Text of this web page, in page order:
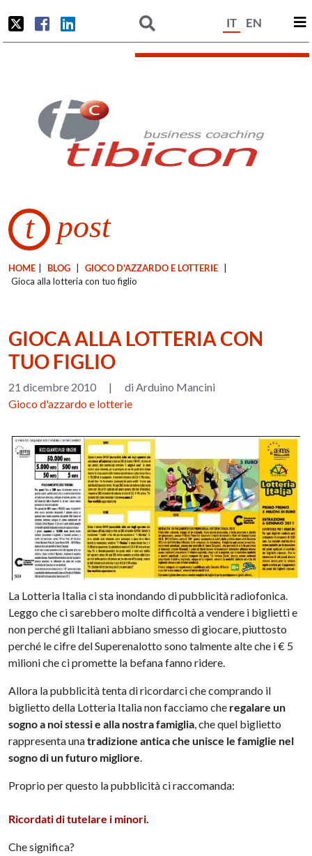
IT EN
t post
HOME BLOG GIOCO D'AZZARDO E LOTTERIE
Gioca alla lotteria con tuo figlio
GIOCA ALLA LOTTERIA CON
TUO FIGLIO
21 dicembre 2010 |
di Arduino Mancini
Gioco d'azzardo e lotterie
La Lotteria Italia ci sta inondando di pubblicità radiofonica.
Leggo che ci sarebbero molte difficoltà a vendere i biglietti e
non perché gli Italiani abbiano smesso di giocare, piuttosto
perché le cifre del Superenalotto sono talmente alte che i € 5
milioni che ci promette la befana fanno ridere.
Allora la pubblicità tenta di ricordarci che comprando il
biglietto della Lotteria Italia non facciamo che regalare un
sogno a noi stessi e alla nostra famiglia, che quel biglietto
rappresenta unatradizione antica che unisce le famiglie nel
sogno di un futuro migliore.
Proprio per questo la pubblicità ci raccomanda:
Ricordati di tutelare i minori.
Che significa?